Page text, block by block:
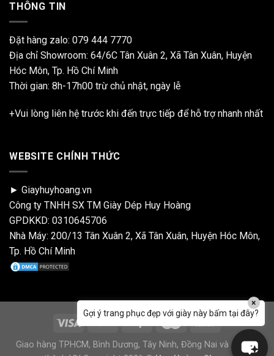
THÔNG TIN
Đặt hàng zalo: 079 444 7770
Địa chỉ Showroom: 64/6C Tân Xuân 2, Xã Tân Xuân, Huyện
Hóc Môn, Tp. Hồ Chí Minh
Thời gian: 8h-17h00 trừ chủ nhật, ngày lễ
+Vui lòng liên hệ trước khi đến trực tiếp để hỗ trợ nhanh nhất
WEBSITE CHÍNH THỨC
► Giayhuyhoang.vn
Công ty TNHH SX TM Giày Dép Huy Hoàng
GPDKKD: 0310645706
Nhà Máy: 200/13 Tân Xuân 2, Xã Tân Xuân, Huyện Hóc Môn,
Tp. Hồ Chí Minh
Giao hàng TPHCM, Bình Dương, Tây Ninh, Đồng Nai và 64 tỉnh
Gợi ý trang phục đẹp với giày này bấm tại đây?
×